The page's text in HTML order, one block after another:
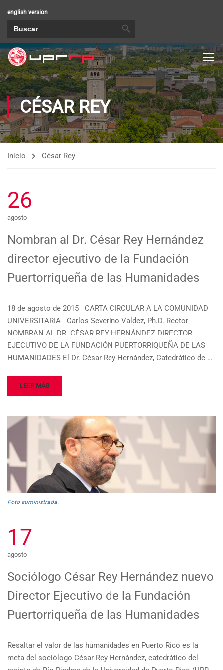
english version
CÉSAR REY
Inicio César Rey
26
agosto
Nombran al Dr. César Rey Hernández
director ejecutivo de la Fundación
Puertorriqueña de las Humanidades
18 de agosto de 2015 CARTA CIRCULAR A LA COMUNIDAD
UNIVERSITARIA Carlos Severino Valdez, Ph.D. Rector
NOMBRAN AL DR. CÉSAR REY HERNÁNDEZ DIRECTOR
EJECUTIVO DE LA FUNDACIÓN PUERTORRIQUEÑA DE LAS
HUMANIDADES El Dr. César Rey Hernández, Catedrático de …
LEER MÁS
Foto suministrada.
17
agosto
Sociólogo César Rey Hernández nuevo
Director Ejecutivo de la Fundación
Puertorriqueña de las Humanidades
Resaltar el valor de las humanidades en Puerto Rico es la
meta del sociólogo César Rey Hernández, catedrático del